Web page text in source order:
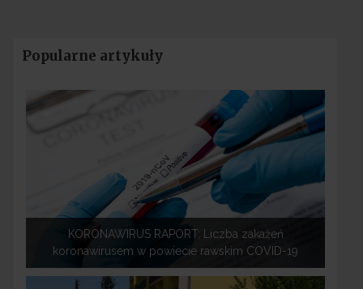
Popularne artykuły
KORONAWIRUS RAPORT: Liczba zakażeń
koronawirusem w powiecie rawskim COVID-19